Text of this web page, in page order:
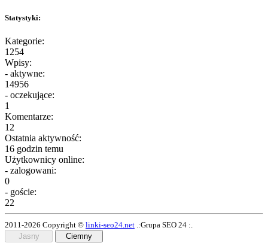
Statystyki:
Kategorie:
1254
Wpisy:
- aktywne:
14956
- oczekujące:
1
Komentarze:
12
Ostatnia aktywność:
16 godzin temu
Użytkownicy online:
- zalogowani:
0
- goście:
22
2011-2026 Copyright © linki-seo24.net .:Grupa SEO 24 :.
Jasny
Ciemny